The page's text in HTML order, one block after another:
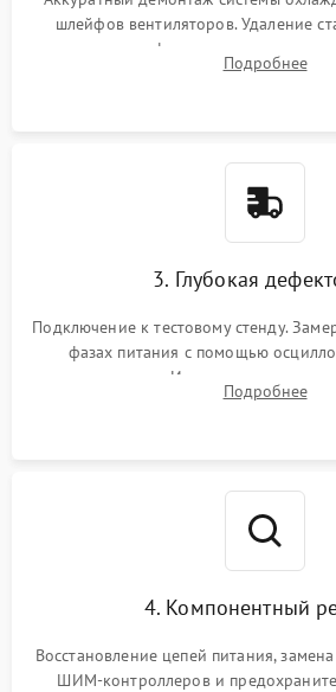
шлейфов вентиляторов. Удаление
кристалла графического чипа и
памяти и зоны VRM. Очистка платы
Подробнее
3. Глубокая
Подключение к тестовому стенду.
фазах питания с помощью
инициализации. Использование
MATS
Подробнее
4. Компонентный
Восстановление цепей питания,
ШИМ-контроллеров и